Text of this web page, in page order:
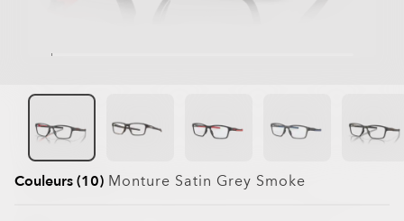
Couleurs (10) Monture Satin Grey Smoke